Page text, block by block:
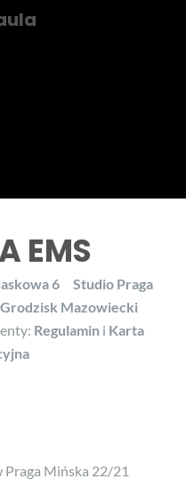
EMS
6
Studio Praga
Mazowiecki
Regulamini Karta
Praga Mińska 22/21